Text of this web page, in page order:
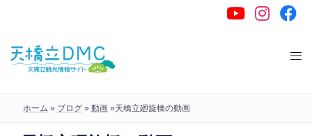
ホーム » ブログ » 動画 »天橋立廻旋橋の動画